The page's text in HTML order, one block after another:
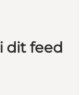
dit feed